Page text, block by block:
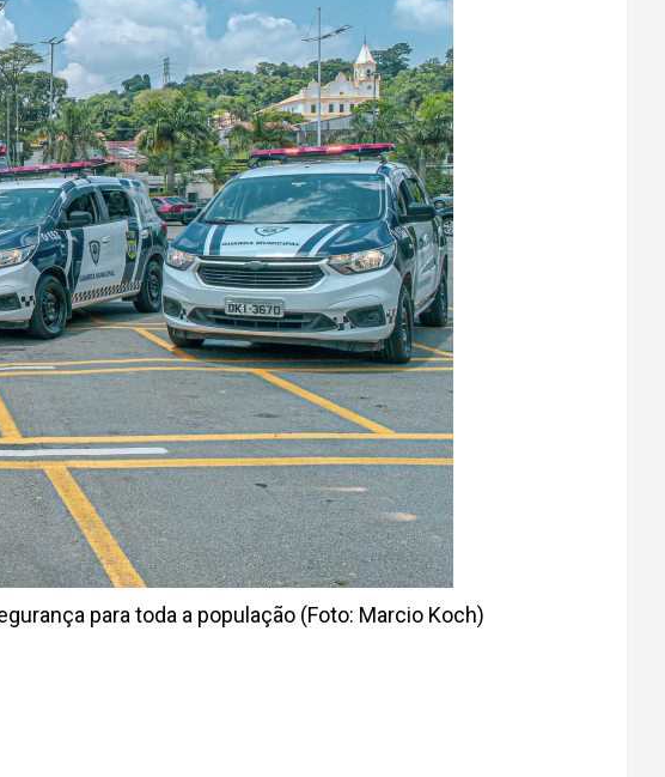
para toda a população (Foto: Marcio Koch)